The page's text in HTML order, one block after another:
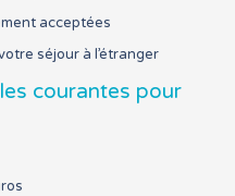
acceptées
séjour à l’étranger
courantes pour